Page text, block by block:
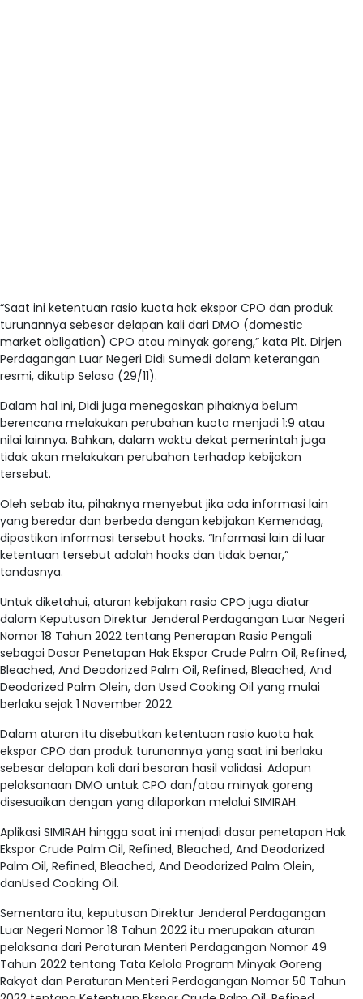
“Saat ini ketentuan rasio kuota hak ekspor CPO dan produk
turunannya sebesar delapan kali dari DMO (domestic
market obligation) CPO atau minyak goreng,” kata Plt. Dirjen
Perdagangan Luar Negeri Didi Sumedi dalam keterangan
resmi, dikutip Selasa (29/11).
Dalam hal ini, Didi juga menegaskan pihaknya belum
berencana melakukan perubahan kuota menjadi 1:9 atau
nilai lainnya. Bahkan, dalam waktu dekat pemerintah juga
tidak akan melakukan perubahan terhadap kebijakan
tersebut.
Oleh sebab itu, pihaknya menyebut jika ada informasi lain
yang beredar dan berbeda dengan kebijakan Kemendag,
dipastikan informasi tersebut hoaks. “Informasi lain di luar
ketentuan tersebut adalah hoaks dan tidak benar,”
tandasnya.
Untuk diketahui, aturan kebijakan rasio CPO juga diatur
dalam Keputusan Direktur Jenderal Perdagangan Luar Negeri
Nomor 18 Tahun 2022 tentang Penerapan Rasio Pengali
sebagai Dasar Penetapan Hak Ekspor Crude Palm Oil, Refined,
Bleached, And Deodorized Palm Oil, Refined, Bleached, And
Deodorized Palm Olein, dan Used Cooking Oil yang mulai
berlaku sejak 1 November 2022.
Dalam aturan itu disebutkan ketentuan rasio kuota hak
ekspor CPO dan produk turunannya yang saat ini berlaku
sebesar delapan kali dari besaran hasil validasi. Adapun
pelaksanaan DMO untuk CPO dan/atau minyak goreng
disesuaikan dengan yang dilaporkan melalui SIMIRAH.
Aplikasi SIMIRAH hingga saat ini menjadi dasar penetapan Hak
Ekspor Crude Palm Oil, Refined, Bleached, And Deodorized
Palm Oil, Refined, Bleached, And Deodorized Palm Olein,
danUsed Cooking Oil.
Sementara itu, keputusan Direktur Jenderal Perdagangan
Luar Negeri Nomor 18 Tahun 2022 itu merupakan aturan
pelaksana dari Peraturan Menteri Perdagangan Nomor 49
Tahun 2022 tentang Tata Kelola Program Minyak Goreng
Rakyat dan Peraturan Menteri Perdagangan Nomor 50 Tahun